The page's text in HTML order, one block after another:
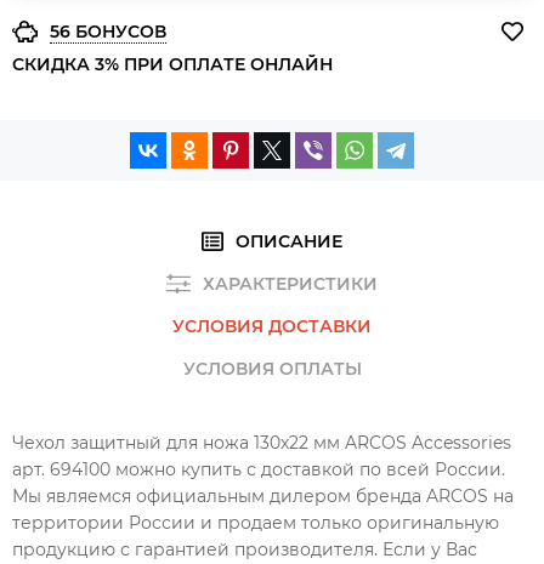
56 БОНУСОВ
СКИДКА 3% ПРИ ОПЛАТЕ ОНЛАЙН
ОПИСАНИЕ
ХАРАКТЕРИСТИКИ
УСЛОВИЯ ДОСТАВКИ
УСЛОВИЯ ОПЛАТЫ
Чехол защитный для ножа 130х22 мм ARCOS Accessories
арт. 694100 можно купить с доставкой по всей России.
Мы являемся официальным дилером бренда ARCOS на
территории России и продаем только оригинальную
продукцию с гарантией производителя. Если у Вас